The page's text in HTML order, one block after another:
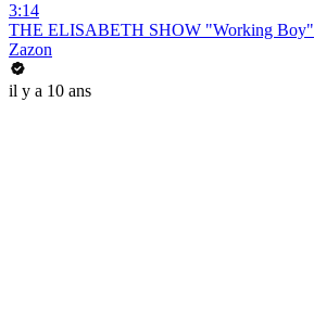
3:14
THE ELISABETH SHOW "Working Boy"
Zazon
il y a 10 ans